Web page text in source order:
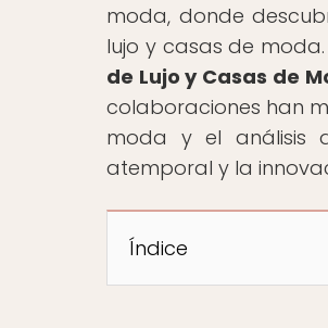
moda, donde
lujo y casas de
de Lujo y Casas de
colaboraciones han
moda y el análisis
atemporal y la
Índice